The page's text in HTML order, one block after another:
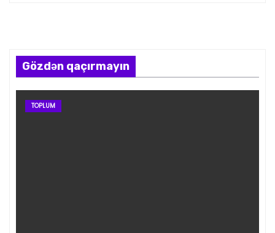
Gözdən qaçırmayın
TOPLUM